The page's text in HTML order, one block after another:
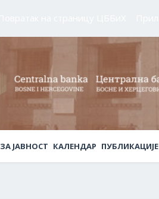
ЈАВНОСТ КАЛЕНДАР ПУБЛИКАЦИЈЕ